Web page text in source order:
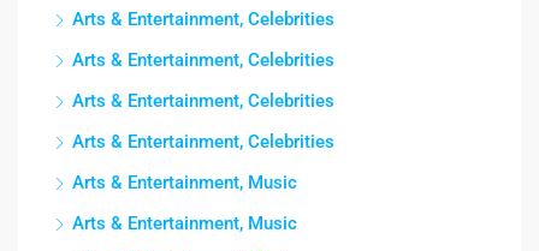
Arts & Entertainment, Celebrities
Arts & Entertainment, Celebrities
Arts & Entertainment, Celebrities
Arts & Entertainment, Celebrities
Arts & Entertainment, Music
Arts & Entertainment, Music